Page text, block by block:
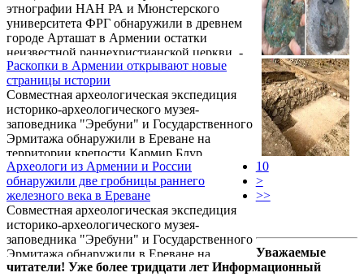
впечатляющими размерами и весом около
тонны. После детального изучения группой
из Анкары, как ожидается, тайна
базальтовой статуи будет раскрыта.
этнографии НAH РА и Мюнстерского
университета ФРГ обнаружили в древнем
городе Арташат в Армении остатки
неизвестной раннехристианской церкви, -
сообщает сайт Мюнстерского университета.
Раскопки в Армении открывают новые
страницы истории
Совместная археологическая экспедиция
историко-археологического музея-
заповедника "Эребуни" и Государственного
Эрмитажа обнаружили в Ереване на
территории крепости Кармир Блур
уникальное захоронение воина времен
раннего железного века. Об этом корр."ГА"
сообщил один из руководителей
экспедиции археолог-урартолог Микаел
Бадалян.
Археологи из Армении и России
обнаружили две гробницы раннего
железного века в Ереване
Совместная археологическая экспедиция
историко-археологического музея-
заповедника "Эребуни" и Государственного
Эрмитажа обнаружили в Ереване на
территории памятника Кармир Блур две
10
>
>>
Уважаемые
читатели! Уже более тридцати лет Информационный